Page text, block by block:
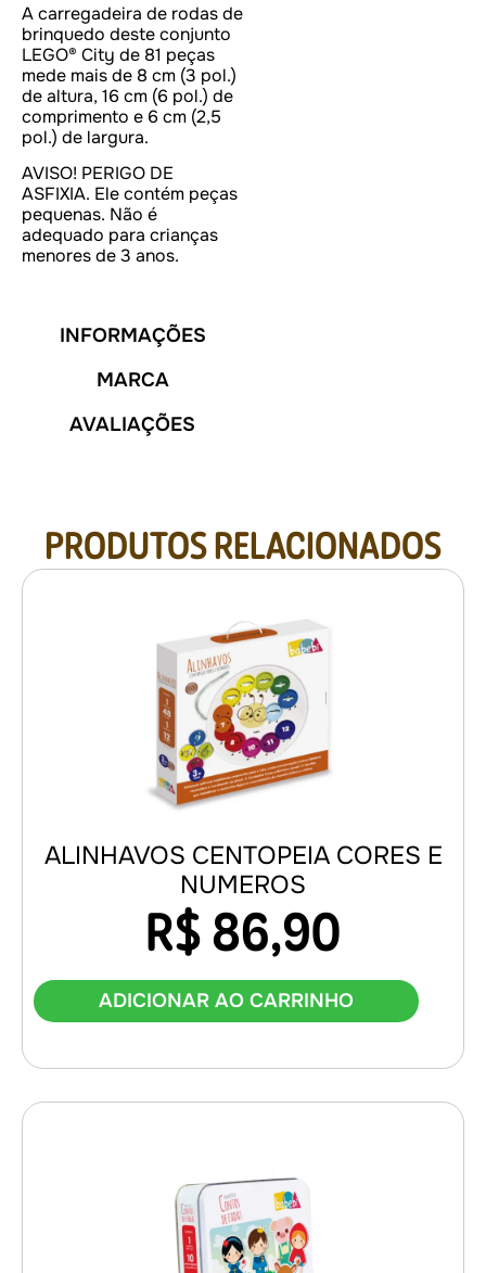
INFORMAÇÕES
MARCA
AVALIAÇÕES
A carregadeira de rodas de
brinquedo deste conjunto
LEGO® City de 81 peças
mede mais de 8 cm (3 pol.)
de altura, 16 cm (6 pol.) de
comprimento e 6 cm (2,5
pol.) de largura.
AVISO! PERIGO DE
ASFIXIA. Ele contém peças
pequenas. Não é
adequado para crianças
menores de 3 anos.
PRODUTOS RELACIONADOS
ALINHAVOS CENTOPEIA CORES E
NUMEROS
R$86,90
ADICIONAR AO CARRINHO